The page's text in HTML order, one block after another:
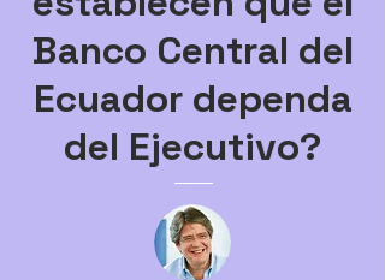
Banco Central del
Ecuador dependa
del Ejecutivo?